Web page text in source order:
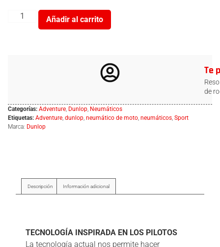
Añadir al carrito
Te
de
Categorías: Adventure Dunlop Neumáticos
Etiquetas: Adventure dunlop neumático de moto neumáticos Sport
Marca: Dunlop
Descripción Información adicional
TECNOLOGÍA INSPIRADA EN LOS PILOTOS
La tecnología actual nos permite hacer